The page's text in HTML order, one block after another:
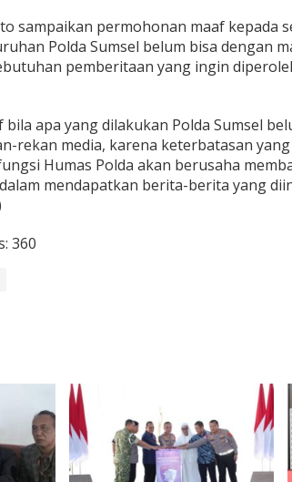
sampaikan permohonan maaf kepada
Polda Sumsel belum bisa dengan
pemberitaan yang ingin
bila apa yang dilakukan Polda Sumsel
rekan media, karena keterbatasan
Humas Polda akan berusaha
mendapatkan berita-berita yang
360